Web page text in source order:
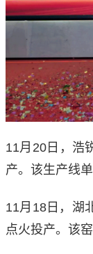
11月20日，浩
产。该生产线
11月18日，湖
点火投产。该